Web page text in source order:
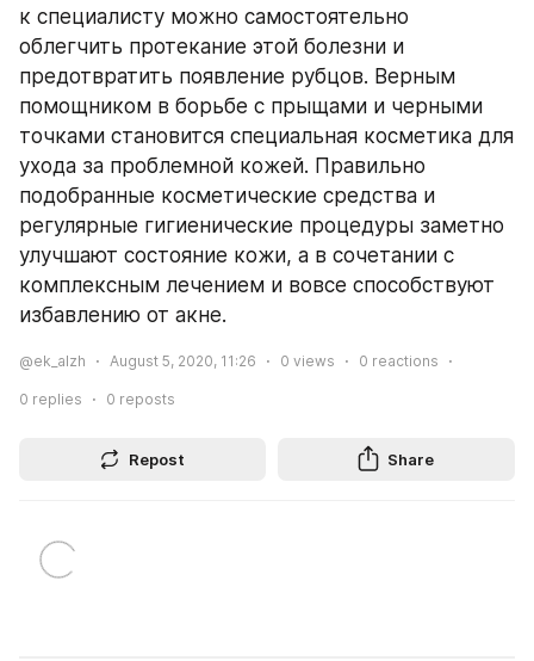
к специалисту можно самостоятельно
облегчить протекание этой болезни и
предотвратить появление рубцов. Верным
помощником в борьбе с прыщами и черными
точками становится специальная косметика для
ухода за проблемной кожей. Правильно
подобранные косметические средства и
регулярные гигиенические процедуры заметно
улучшают состояние кожи, а в сочетании с
комплексным лечением и вовсе способствуют
избавлению от акне.
@ek_alzh August 5, 2020, 11:26 0 views 0 reactions
0 replies 0 reposts
Repost Share